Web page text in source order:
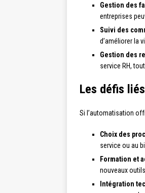
Gestion des
entreprises
Suivi des
d’améliorer la
Gestion des
service RH,
Les défis
Si l’automatisation
Choix des
service ou au
Formation et
nouveaux
Intégration